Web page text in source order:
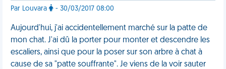
Par Louvara - 30/03/2017 08:00
Aujourd'hui, j'ai accidentellement marché sur la patte de
mon chat. J'ai dû la porter pour monter et descendre les
escaliers, ainsi que pour la poser sur son arbre à chat à
cause de sa "patte souffrante". Je viens de la voir sauter